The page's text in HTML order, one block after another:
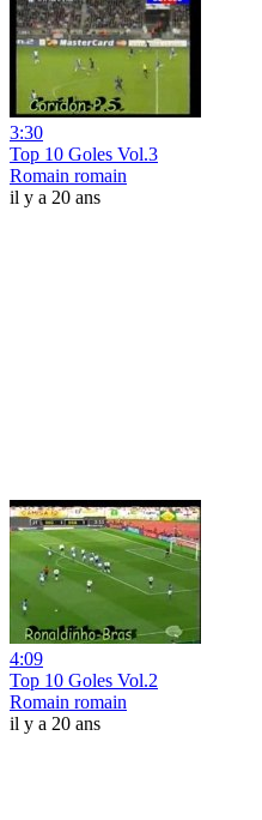
3:30
Top 10 Goles Vol.3
Romain romain
il y a 20 ans
4:09
Top 10 Goles Vol.2
Romain romain
il y a 20 ans